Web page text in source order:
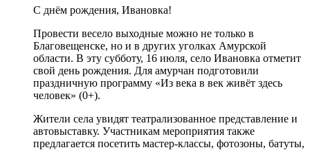
С днём рождения, Ивановка!
Провести весело выходные можно не только в
Благовещенске, но и в других уголках Амурской
области. В эту субботу, 16 июля, село Ивановка отметит
свой день рождения. Для амурчан подготовили
праздничную программу «Из века в век живёт здесь
человек» (0+).
Жители села увидят театрализованное представление и
автовыставку. Участникам мероприятия также
предлагается посетить мастер-классы, фотозоны, батуты,